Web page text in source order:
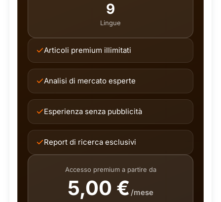
9
Lingue
Articoli premium illimitati
Analisi di mercato esperte
Esperienza senza pubblicità
Report di ricerca esclusivi
Accesso premium a partire da
5,00 € /mese